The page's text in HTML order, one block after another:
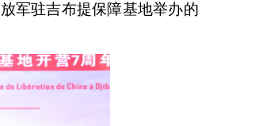
军驻吉布提保障基地举办的